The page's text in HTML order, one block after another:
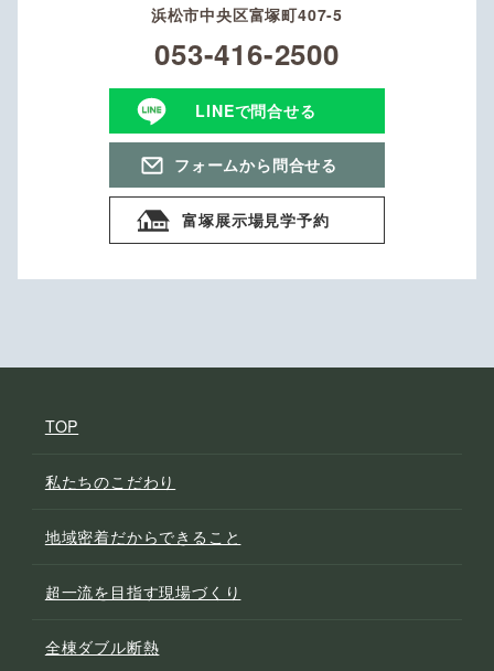
浜松市中央区富塚町407-5
053-416-2500
LINEで問合せる
フォームから問合せる
富塚展示場見学予約
TOP
私たちのこだわり
地域密着だからできること
超一流を目指す現場づくり
全棟ダブル断熱